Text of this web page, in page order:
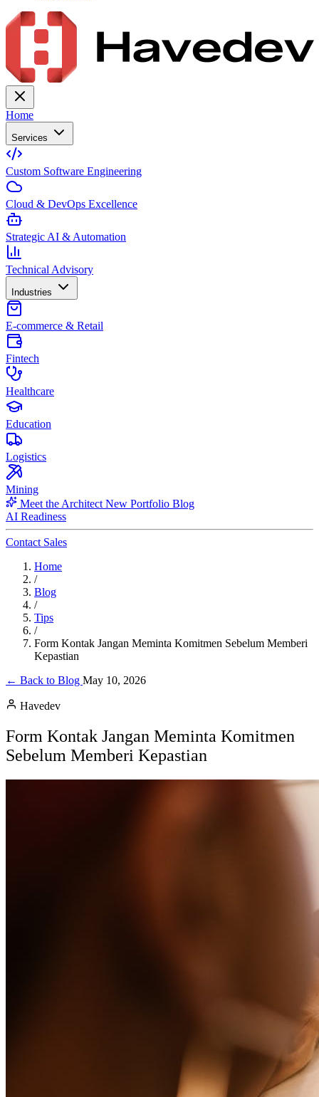
Home
Services
Custom Software Engineering
Cloud & DevOps Excellence
Strategic AI & Automation
Technical Advisory
Industries
E-commerce & Retail
Fintech
Healthcare
Education
Logistics
Mining
Meet the Architect New Portfolio Blog
AI Readiness
Contact Sales
Home
/
Blog
/
Tips
/
Form Kontak Jangan Meminta Komitmen Sebelum Memberi
Kepastian
← Back to Blog May 10, 2026
Havedev
Form Kontak Jangan Meminta Komitmen
Sebelum Memberi Kepastian